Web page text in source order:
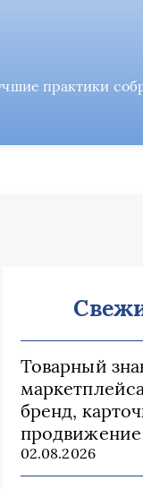
практики
Товарный
бренд,
продвижение
02.08.2026